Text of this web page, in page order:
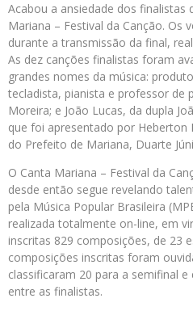
Acabou a ansiedade dos finalistas
Mariana – Festival da Canção. Os
durante a transmissão da final,
As dez canções finalistas foram
grandes nomes da música:
tecladista, pianista e professor de
Moreira; e João Lucas, da dupla
que foi apresentado por Heberton
do Prefeito de Mariana, Duarte
O Canta Mariana – Festival da
desde então segue revelando
pela Música Popular Brasileira
realizada totalmente on-line, em
inscritas 829 composições, de 23
composições inscritas foram
classificaram 20 para a semifinal
entre as finalistas.